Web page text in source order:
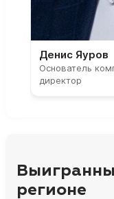
Денис Яуров
Основатель
директор
регионе